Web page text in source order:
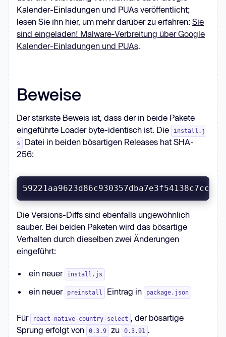
Kalender-Einladungen und PUAs veröffentlicht;
lesen Sie ihn hier, um mehr darüber zu erfahren: Sie
sind eingeladen! Malware-Verbreitung über Google
Kalender-Einladungen und PUAs.
Beweise
Der stärkste Beweis ist, dass der in beide Pakete
eingeführte Loader byte-identisch ist. Die
install.j
s
Datei in beiden bösartigen Releases hat SHA-
256:
Die Versions-Diffs sind ebenfalls ungewöhnlich
sauber. Bei beiden Paketen wird das bösartige
Verhalten durch dieselben zwei Änderungen
eingeführt:
ein neuer install.js
ein neuer preinstall Eintrag in package.json
Für react-native-country-select , der bösartige
Sprung erfolgt von
0.3.9 zu 0.3.91 .